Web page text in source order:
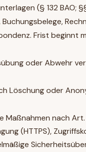
(§ 132 BAO;
Frist beginnt
oder Abwehr
Löschung oder
nach Art.
(HTTPS),